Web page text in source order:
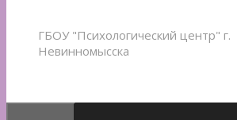
ГБОУ "Психологический центр" г.
Невинномысска